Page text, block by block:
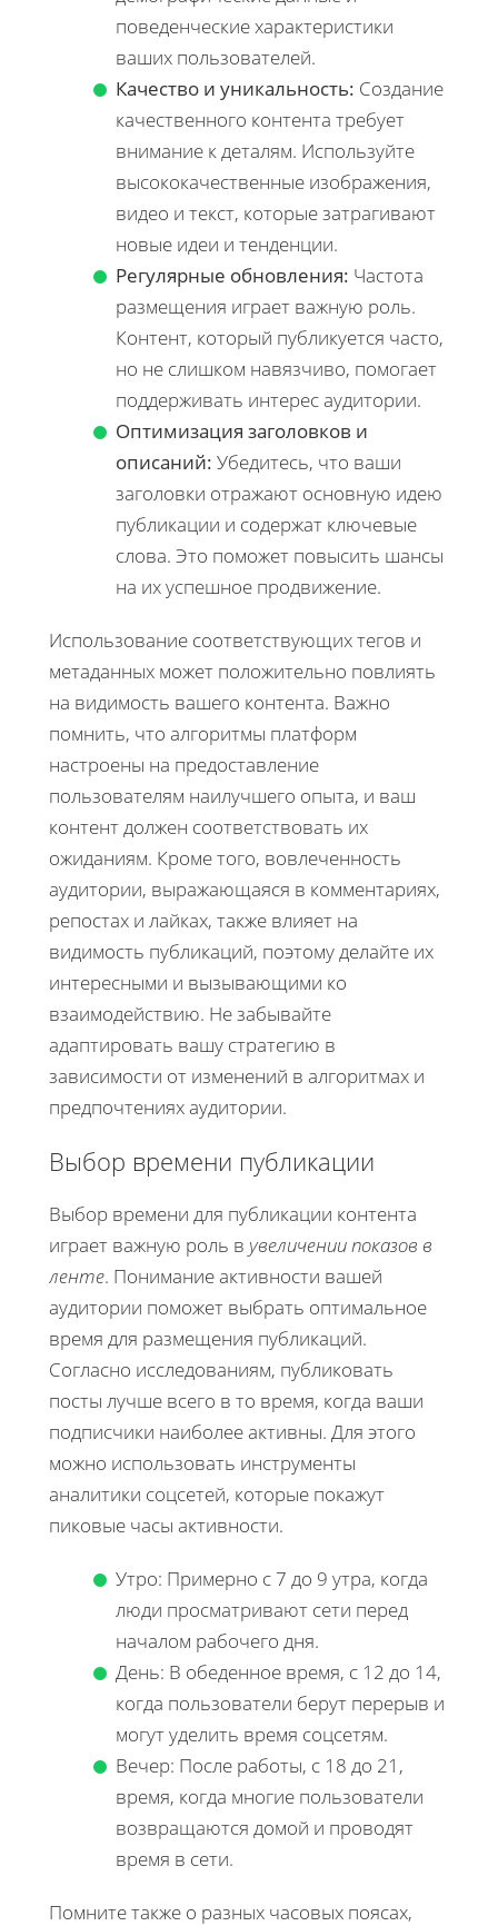
поведенческие характеристики
ваших пользователей.
Качество и уникальность: Создание
качественного контента требует
внимание к деталям. Используйте
высококачественные изображения,
видео и текст, которые затрагивают
новые идеи и тенденции.
Регулярные обновления: Частота
размещения играет важную роль.
Контент, который публикуется часто,
но не слишком навязчиво, помогает
поддерживать интерес аудитории.
Оптимизация заголовков и
описаний: Убедитесь, что ваши
заголовки отражают основную идею
публикации и содержат ключевые
слова. Это поможет повысить шансы
на их успешное продвижение.
Использование соответствующих тегов и
метаданных может положительно повлиять
на видимость вашего контента. Важно
помнить, что алгоритмы платформ
настроены на предоставление
пользователям наилучшего опыта, и ваш
контент должен соответствовать их
ожиданиям. Кроме того, вовлеченность
аудитории, выражающаяся в комментариях,
репостах и лайках, также влияет на
видимость публикаций, поэтому делайте их
интересными и вызывающими ко
взаимодействию. Не забывайте
адаптировать вашу стратегию в
зависимости от изменений в алгоритмах и
предпочтениях аудитории.
Выбор времени публикации
Выбор времени для публикации контента
играет важную роль в увеличении показов в
ленте. Понимание активности вашей
аудитории поможет выбрать оптимальное
время для размещения публикаций.
Согласно исследованиям, публиковать
посты лучше всего в то время, когда ваши
подписчики наиболее активны. Для этого
можно использовать инструменты
аналитики соцсетей, которые покажут
пиковые часы активности.
Утро: Примерно с 7 до 9 утра, когда
люди просматривают сети перед
началом рабочего дня.
День: В обеденное время, с 12 до 14,
когда пользователи берут перерыв и
могут уделить время соцсетям.
Вечер: После работы, с 18 до 21,
время, когда многие пользователи
возвращаются домой и проводят
время в сети.
Помните также о разных часовых поясах,